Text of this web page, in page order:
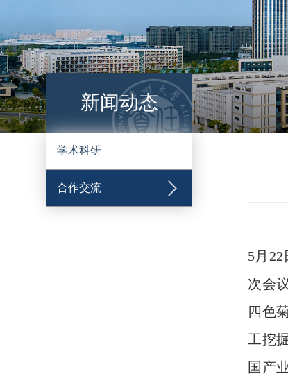
新闻动态
学术科研
合作交流
5月22
次会
四色
工挖
国产